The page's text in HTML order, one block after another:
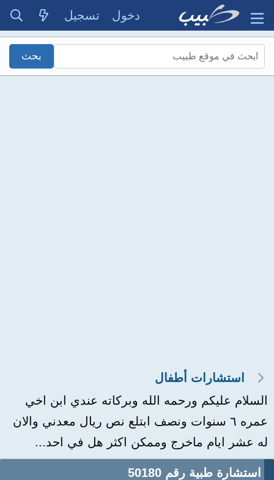
دخول تسجيل
استشارات أطفال
السلام عليكم ورحمه الله وبركاته عندي ابن اخي
عمره ٦ سنوات ونصف ابتلع نص ريال معدني والان
له عشر ايام ماخرج وممكن اكثر هل في احد...
استشارة طبية رقم 50180